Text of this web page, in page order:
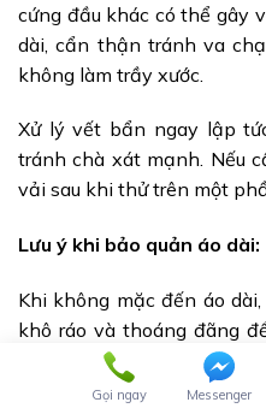
cứng đầu khác có thể gây
dài, cẩn thận tránh va
không làm trầy xước.
Xử lý vết bẩn ngay lập
tránh chà xát mạnh. Nếu
vải sau khi thử trên một
Lưu ý khi bảo quản áo dài:
Khi không mặc đến áo
khô ráo và thoáng đãng
triển. Hãy treo áo dài trên
quản trong hộp đựng
Gọi ngay Messenger